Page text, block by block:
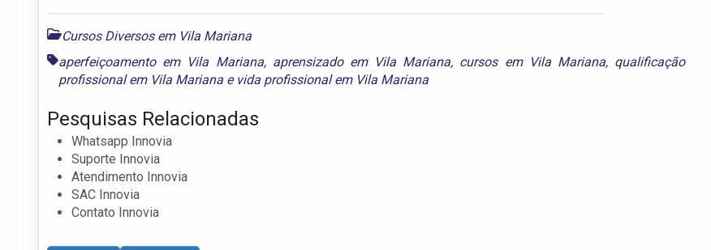
Cursos Diversos em Vila Mariana
aperfeiçoamento em Vila Mariana, aprensizado em Vila Mariana, cursos em Vila Mariana, qualificação
profissional em Vila Mariana e vida profissional em Vila Mariana
Pesquisas Relacionadas
Whatsapp Innovia
Suporte Innovia
Atendimento Innovia
SAC Innovia
Contato Innovia